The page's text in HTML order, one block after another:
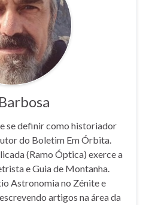
se definir como historiador
do Boletim Em Órbita.
(Ramo Óptica) exerce a
e Guia de Montanha.
Astronomia no Zénite e
artigos na área da